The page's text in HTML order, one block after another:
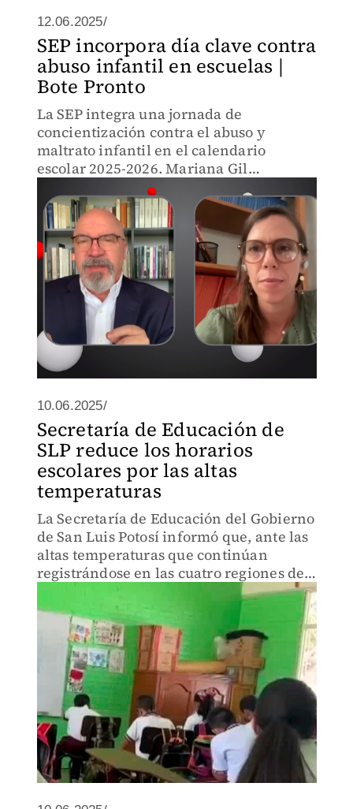
12.06.2025/
SEP incorpora día clave contra
abuso infantil en escuelas |
Bote Pronto
La SEP integra una jornada de
concientización contra el abuso y
maltrato infantil en el calendario
escolar 2025-2026. Mariana Gil
Bartomeu, Dir. de la Oficina de
Defensoría de los Derechos de la
Infancia A.C, explica la importancia de
esta medida.
10.06.2025/
Secretaría de Educación de
SLP reduce los horarios
escolares por las altas
temperaturas
La Secretaría de Educación del Gobierno
de San Luis Potosí informó que, ante las
altas temperaturas que continúan
registrándose en las cuatro regiones del
estado que podrían incrementarse, se
aplicará la reducción de jornada escolar.